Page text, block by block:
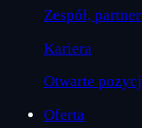
Zespół,
Kariera
Otwarte
Oferta